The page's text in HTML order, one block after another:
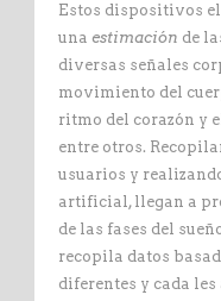
Estos dispositivos
una estimación de
diversas señales
movimiento del
ritmo del corazón y
entre otros.
usuarios y
artificial, llegan a
de las fases del
recopila datos
diferentes y cada